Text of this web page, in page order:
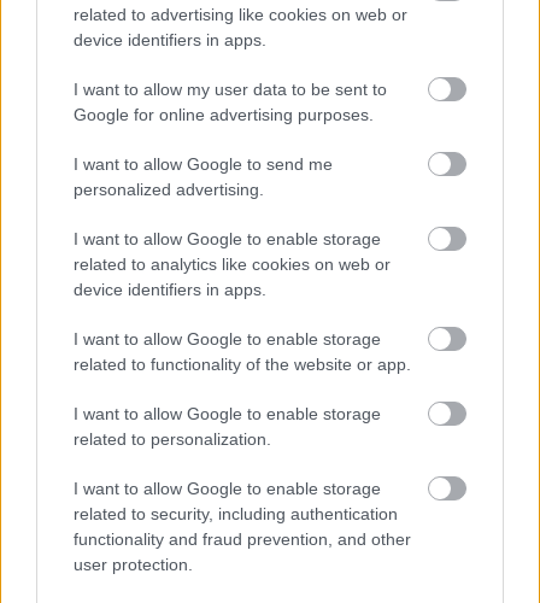
related to advertising like cookies on web or
device identifiers in apps.
I want to allow my user data to be sent to
Google for online advertising purposes.
I want to allow Google to send me
personalized advertising.
I want to allow Google to enable storage
related to analytics like cookies on web or
device identifiers in apps.
I want to allow Google to enable storage
related to functionality of the website or app.
I want to allow Google to enable storage
related to personalization.
I want to allow Google to enable storage
related to security, including authentication
functionality and fraud prevention, and other
user protection.